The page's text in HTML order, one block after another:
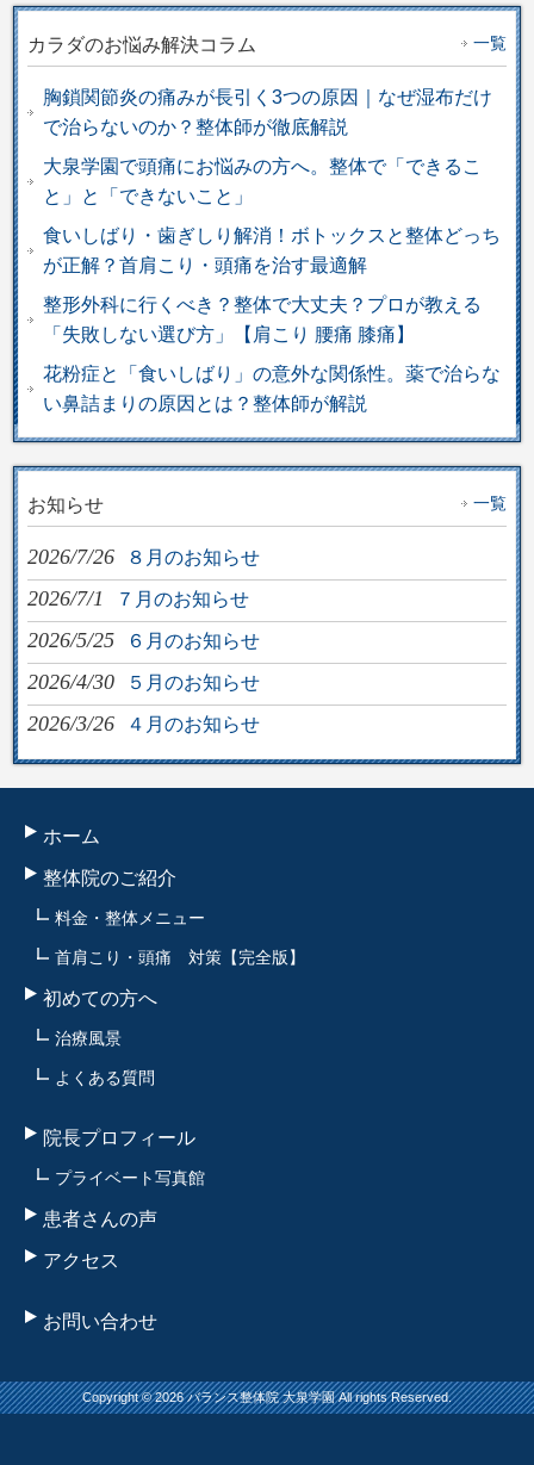
カラダのお悩み解決コラム 一覧
胸鎖関節炎の痛みが長引く3つの原因｜なぜ湿布だけ
で治らないのか？整体師が徹底解説
大泉学園で頭痛にお悩みの方へ。整体で「できるこ
と」と「できないこと」
食いしばり・歯ぎしり解消！ボトックスと整体どっち
が正解？首肩こり・頭痛を治す最適解
整形外科に行くべき？整体で大丈夫？プロが教える
「失敗しない選び方」【肩こり 腰痛 膝痛】
花粉症と「食いしばり」の意外な関係性。薬で治らな
い鼻詰まりの原因とは？整体師が解説
お知らせ 一覧
2026/7/26 ８月のお知らせ
2026/7/1 ７月のお知らせ
2026/5/25 ６月のお知らせ
2026/4/30 ５月のお知らせ
2026/3/26 ４月のお知らせ
ホーム
整体院のご紹介
料金・整体メニュー
首肩こり・頭痛 対策【完全版】
初めての方へ
治療風景
よくある質問
院長プロフィール
プライベート写真館
患者さんの声
アクセス
お問い合わせ
Copyright © 2026 バランス整体院 大泉学園 All rights Reserved.